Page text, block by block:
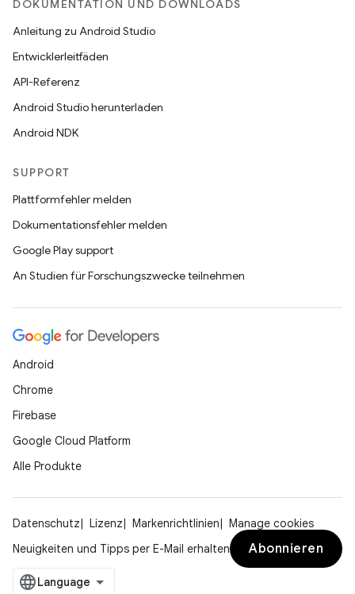
DOKUMENTATION UND DOWNLOADS
Anleitung zu Android Studio
Entwicklerleitfäden
API-Referenz
Android Studio herunterladen
Android NDK
SUPPORT
Plattformfehler melden
Dokumentationsfehler melden
Google Play support
An Studien für Forschungszwecke teilnehmen
Android
Chrome
Firebase
Google Cloud Platform
Alle Produkte
Datenschutz Lizenz Markenrichtlinien
Manage cookies
Neuigkeiten und Tipps per E-Mail erhalten
Abonnieren